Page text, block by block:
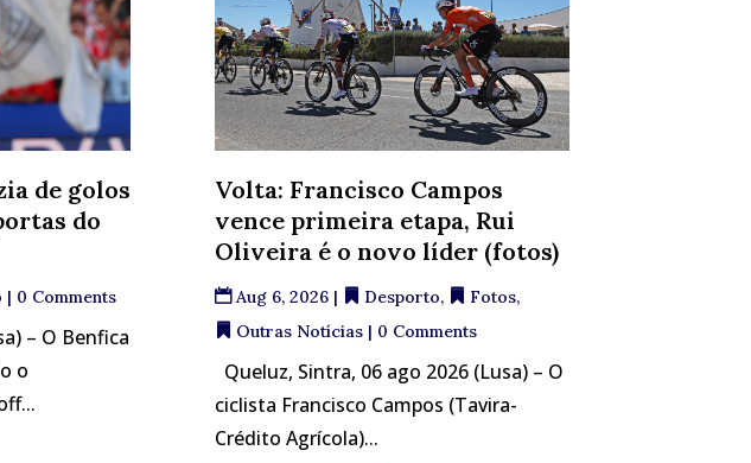
de golos
do
| 0 Comments
– O Benfica
o
Volta: Francisco Campos
vence primeira etapa, Rui
Oliveira é o novo líder (fotos)
Aug 6, 2026| Desporto, Fotos,
Outras Notícias| 0 Comments
Queluz, Sintra, 06 ago 2026 (Lusa) – O
ciclista Francisco Campos (Tavira-
Crédito Agrícola)...